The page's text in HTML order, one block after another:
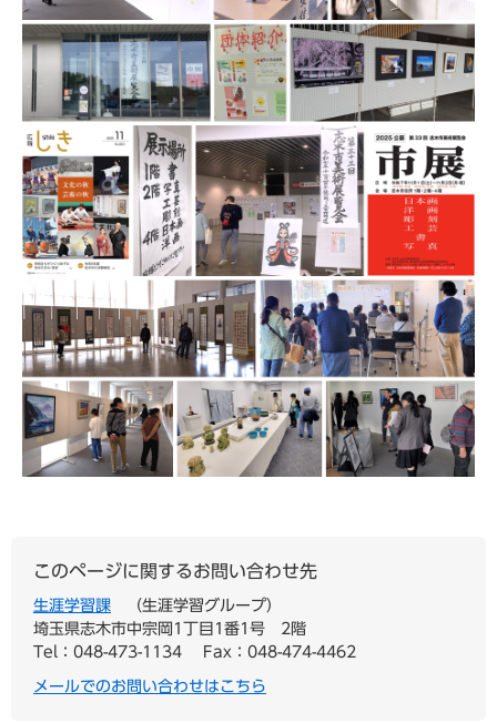
このページに関するお問い合わせ先
生涯学習課
生涯学習グループ
埼玉県志木市中宗岡1丁目1番1号 2階
Tel：048-473-1134
Fax：048-474-4462
メールでのお問い合わせはこちら